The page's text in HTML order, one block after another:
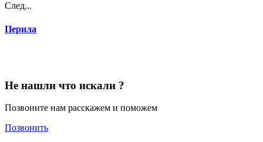
След...
Перила
Не нашли что искали ?
Позвоните нам расскажем и поможем
Позвонить